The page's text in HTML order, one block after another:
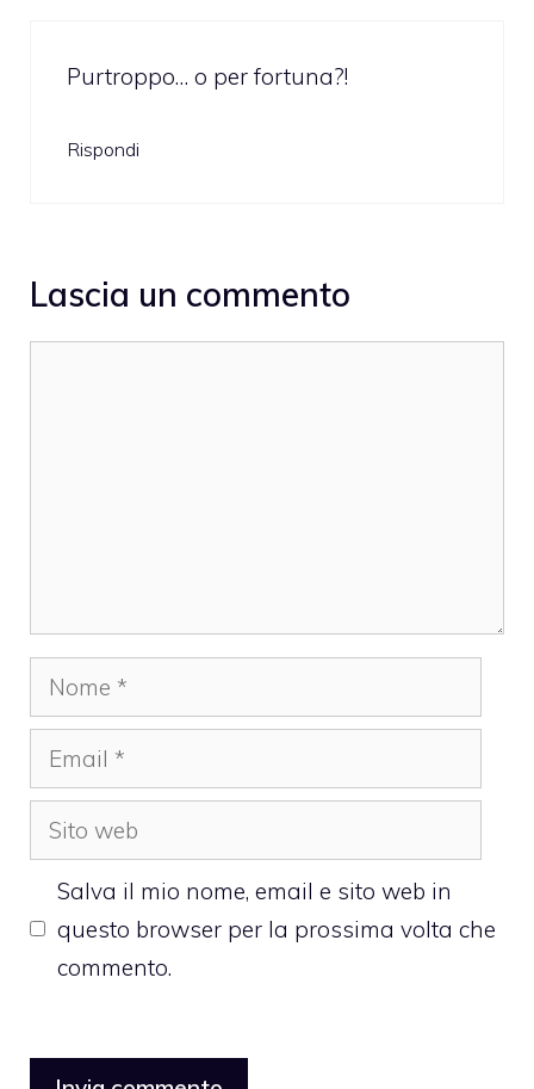
Purtroppo… o per fortuna?!
Rispondi
Lascia un commento
Nome
Email
Sito
web
Salva il mio nome, email e sito web in
questo browser per la prossima volta che
commento.